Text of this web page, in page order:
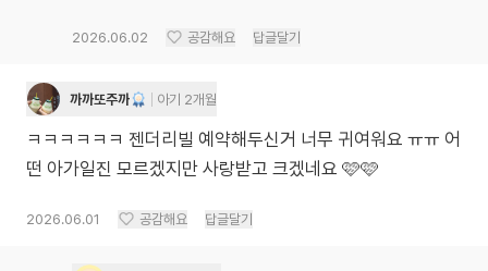
2026.06.02 공감해요 답글달기
까까또주까 아기 2개월
ㅋㅋㅋㅋㅋㅋ 젠더리빌 예약해두신거 너무 귀여워요 ㅠㅠ 어
떤 아가일진 모르겠지만 사랑받고 크겠네요 🩷🩷
2026.06.01 공감해요 답글달기